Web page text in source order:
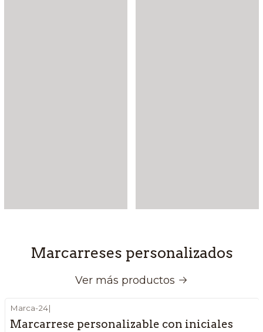
Marcarreses personalizados
Ver más productos
Marca-24|
Marcarrese personalizable con iniciales